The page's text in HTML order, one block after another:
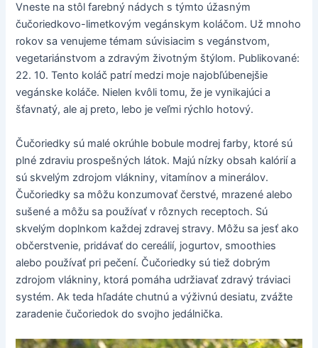
Vneste na stôl farebný nádych s týmto úžasným
čučoriedkovo-limetkovým vegánskym koláčom. Už mnoho
rokov sa venujeme témam súvisiacim s vegánstvom,
vegetariánstvom a zdravým životným štýlom. Publikované:
22. 10. Tento koláč patrí medzi moje najobľúbenejšie
vegánske koláče. Nielen kvôli tomu, že je vynikajúci a
šťavnatý, ale aj preto, lebo je veľmi rýchlo hotový.
Čučoriedky sú malé okrúhle bobule modrej farby, ktoré sú
plné zdraviu prospešných látok. Majú nízky obsah kalórií a
sú skvelým zdrojom vlákniny, vitamínov a minerálov.
Čučoriedky sa môžu konzumovať čerstvé, mrazené alebo
sušené a môžu sa používať v rôznych receptoch. Sú
skvelým doplnkom každej zdravej stravy. Môžu sa jesť ako
občerstvenie, pridávať do cereálií, jogurtov, smoothies
alebo používať pri pečení. Čučoriedky sú tiež dobrým
zdrojom vlákniny, ktorá pomáha udržiavať zdravý tráviaci
systém. Ak teda hľadáte chutnú a výživnú desiatu, zvážte
zaradenie čučoriedok do svojho jedálnička.